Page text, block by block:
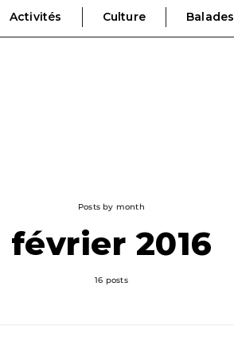
Activités Culture Balades
Posts by month
février 2016
16 posts